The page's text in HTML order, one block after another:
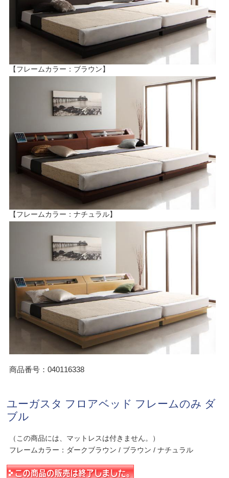
【フレームカラー：ブラウン】
【フレームカラー：ナチュラル】
商品番号：040116338
ユーガスタ フロアベッド フレームのみ ダ
ブル
（この商品には、マットレスは付きません。）
フレームカラー：ダークブラウン / ブラウン / ナチュラル